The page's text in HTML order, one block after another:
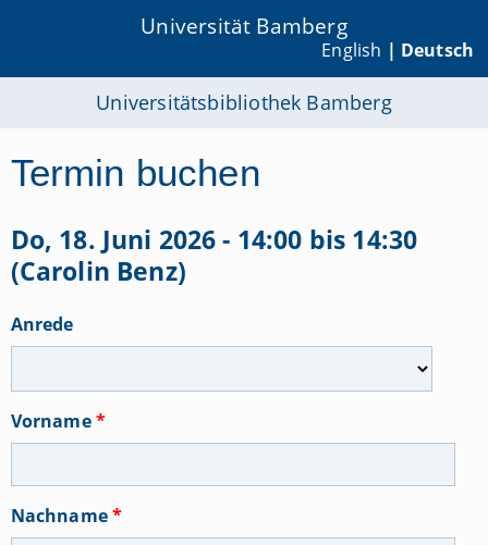
Universität Bamberg
English | Deutsch
Universitätsbibliothek Bamberg
Termin buchen
Do, 18. Juni 2026 - 14:00 bis 14:30
(Carolin Benz)
Anrede
Vorname*
Nachname*